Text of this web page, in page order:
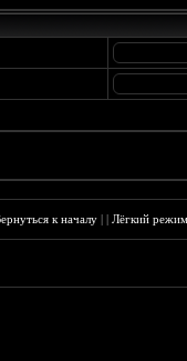
к началу ||Лёгкий